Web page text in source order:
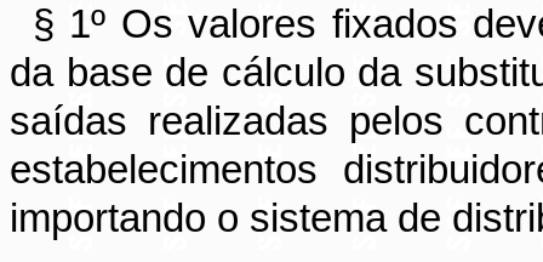
§ 1º Os valores fixados
da base de cálculo da
saídas realizadas pelos
estabelecimentos
importando o sistema de